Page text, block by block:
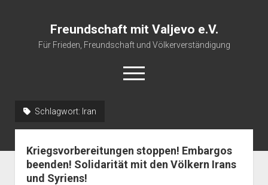
Freundschaft mit Valjevo e.V.
Für Frieden, Freundschaft und Völkerverständigung
open
menu
Über uns
Schlagwort: Iran
Kriegsvorbereitungen stoppen! Embargos
beenden! Solidarität mit den Völkern Irans
und Syriens!